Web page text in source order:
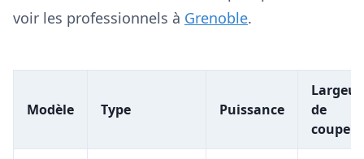
voir les professionnels à Grenoble.
Modèle Type Puissance
Largeur
de
coupe